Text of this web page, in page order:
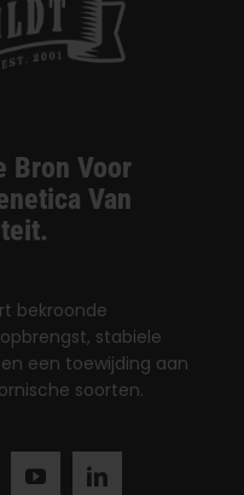
Bron Voor
Van
bekroonde
stabiele
een toewijding aan
soorten.